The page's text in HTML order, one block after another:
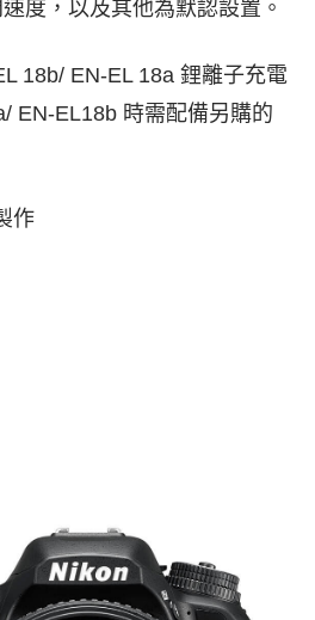
度，以及其他為默認設置。
18b/ EN-EL 18a 鋰離子充電
EN-EL18b 時需配備另購的
作